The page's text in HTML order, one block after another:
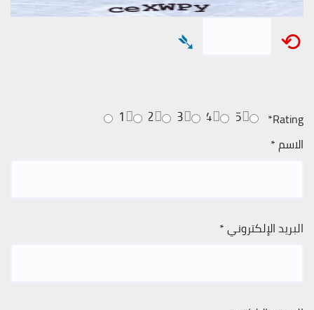
⟲
➴
Rating
*
5
4
3
2
1
الاسم*
البريد الإلكتروني*